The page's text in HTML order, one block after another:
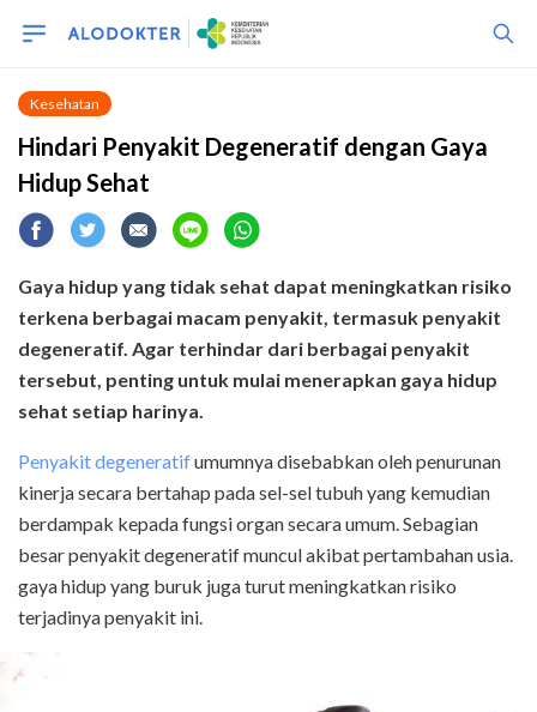
Kesehatan
Hindari Penyakit Degeneratif dengan Gaya
Hidup Sehat
Gaya hidup yang tidak sehat dapat meningkatkan risiko
terkena berbagai macam penyakit, termasuk penyakit
degeneratif. Agar terhindar dari berbagai penyakit
tersebut, penting untuk mulai menerapkan gaya hidup
sehat setiap harinya.
Penyakit degeneratifumumnya disebabkan oleh penurunan
kinerja secara bertahap pada sel-sel tubuh yang kemudian
berdampak kepada fungsi organ secara umum. Sebagian
besar penyakit degeneratif muncul akibat pertambahan usia.
gaya hidup yang buruk juga turut meningkatkan risiko
terjadinya penyakit ini.